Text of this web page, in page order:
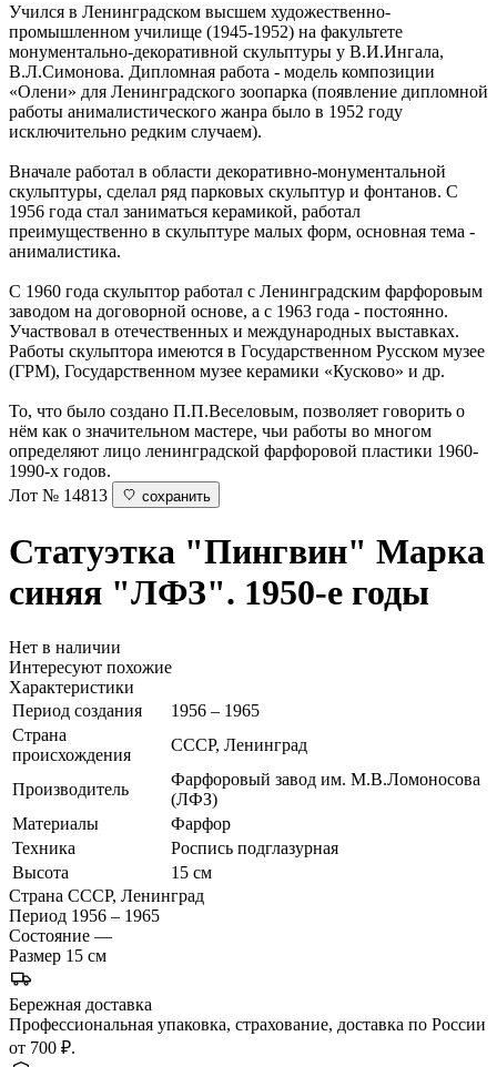
Учился в Ленинградском высшем художественно-
промышленном училище (1945-1952) на факультете
монументально-декоративной скульптуры у В.И.Ингала,
В.Л.Симонова. Дипломная работа - модель композиции
«Олени» для Ленинградского зоопарка (появление дипломной
работы анималистического жанра было в 1952 году
исключительно редким случаем).
Вначале работал в области декоративно-монументальной
скульптуры, сделал ряд парковых скульптур и фонтанов. С
1956 года стал заниматься керамикой, работал
преимущественно в скульптуре малых форм, основная тема -
анималистика.
С 1960 года скульптор работал с Ленинградским фарфоровым
заводом на договорной основе, а с 1963 года - постоянно.
Участвовал в отечественных и международных выставках.
Работы скульптора имеются в Государственном Русском музее
(ГРМ), Государственном музее керамики «Кусково» и др.
То, что было создано П.П.Веселовым, позволяет говорить о
нём как о значительном мастере, чьи работы во многом
определяют лицо ленинградской фарфоровой пластики 1960-
1990-х годов.
Лот № 14813
сохранить
Статуэтка "Пингвин" Марка
синяя "ЛФЗ". 1950-е годы
Нет в наличии
Интересуют похожие
Характеристики
Период создания
1956 – 1965
Страна
происхождения
СССР, Ленинград
Производитель
Фарфоровый завод им. М.В.Ломоносова
(ЛФЗ)
Материалы
Фарфор
Техника
Роспись подглазурная
Высота
15 см
Страна СССР, Ленинград
Период 1956 – 1965
Состояние —
Размер 15 см
Бережная доставка
Профессиональная упаковка, страхование, доставка по России
от 700 ₽.